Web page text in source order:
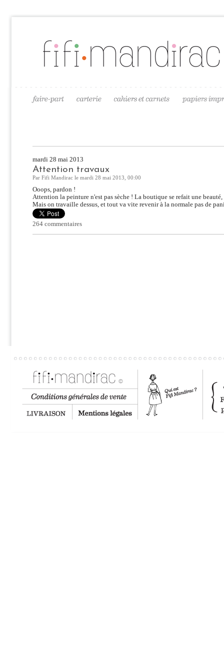
mardi 28 mai 2013
Attention travaux
Par Fifi Mandirac le mardi 28 mai 2013, 00:00
Ooops, pardon !
Attention la peinture n'est pas sèche ! La boutique se refait une
Mais on travaille dessus, et tout va vite revenir à la normale pas de
264 commentaires